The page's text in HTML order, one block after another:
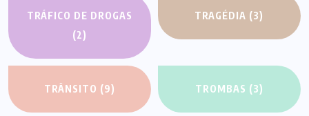
TRÁFICO DE DROGAS
(2)
TRAGÉDIA (3)
TRÂNSITO (9) TROMBAS (3)